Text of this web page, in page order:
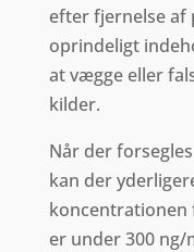
efter fjernelse
oprindeligt
at vægge eller
kilder.
Når der
kan der
koncentrationen
er under 300 ng/